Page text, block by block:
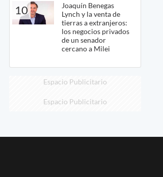
10
Joaquín Benegas
Lynch y la venta de
tierras a extranjeros:
los negocios privados
de un senador
cercano a Milei
Espacio Publicitario
Espacio Publicitario